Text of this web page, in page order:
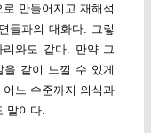
만들어지고 재해석
들과의 대화다. 그렇
와도 같다. 만약 그
을 같이 느낄 수 있게
느 수준까지 의식과
말이다.